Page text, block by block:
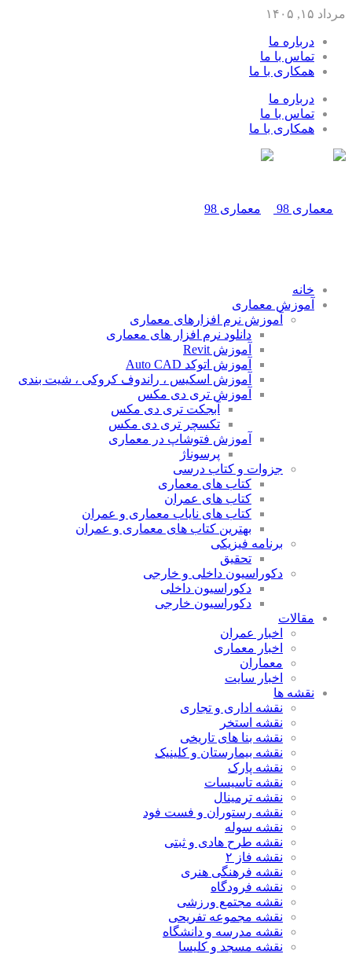
مرداد ۱۵, ۱۴۰۵
درباره ما
تماس با ما
همکاری با ما
درباره ما
تماس با ما
همکاری با ما
خانه
آموزش معماری
آموزش نرم افزارهای معماری
دانلود نرم افزار های معماری
آموزش Revit
آموزش اتوکد Auto CAD
آموزش اسکیس ، راندوف کروکی ، شیت بندی
آموزش تری دی مکس
آبجکت تری دی مکس
تکسچر تری دی مکس
آموزش فتوشاپ در معماری
پرسوناژ
جزوات و کتاب درسی
کتاب های معماری
کتاب های عمران
کتاب های نایاب معماری و عمران
بهترین کتاب های معماری و عمران
برنامه فیزیکی
تحقیق
دکوراسیون داخلی و خارجی
دکوراسیون داخلی
دکوراسیون خارجی
مقالات
اخبار عمران
اخبار معماری
معماران
اخبار سایت
نقشه ها
نقشه اداری و تجاری
نقشه استخر
نقشه بنا های تاریخی
نقشه بیمارستان و کلینیک
نقشه پارک
نقشه تاسیسات
نقشه ترمینال
نقشه رستوران و فست فود
نقشه سوله
نقشه طرح هادی و ثبتی
نقشه فاز ۲
نقشه فرهنگی هنری
نقشه فرودگاه
نقشه مجتمع ورزشی
نقشه مجموعه تفریحی
نقشه مدرسه و دانشگاه
نقشه مسجد و کلیسا